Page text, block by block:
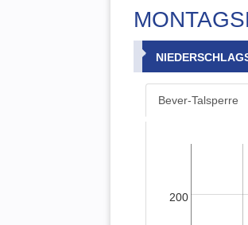
Bever-Talsperre
200